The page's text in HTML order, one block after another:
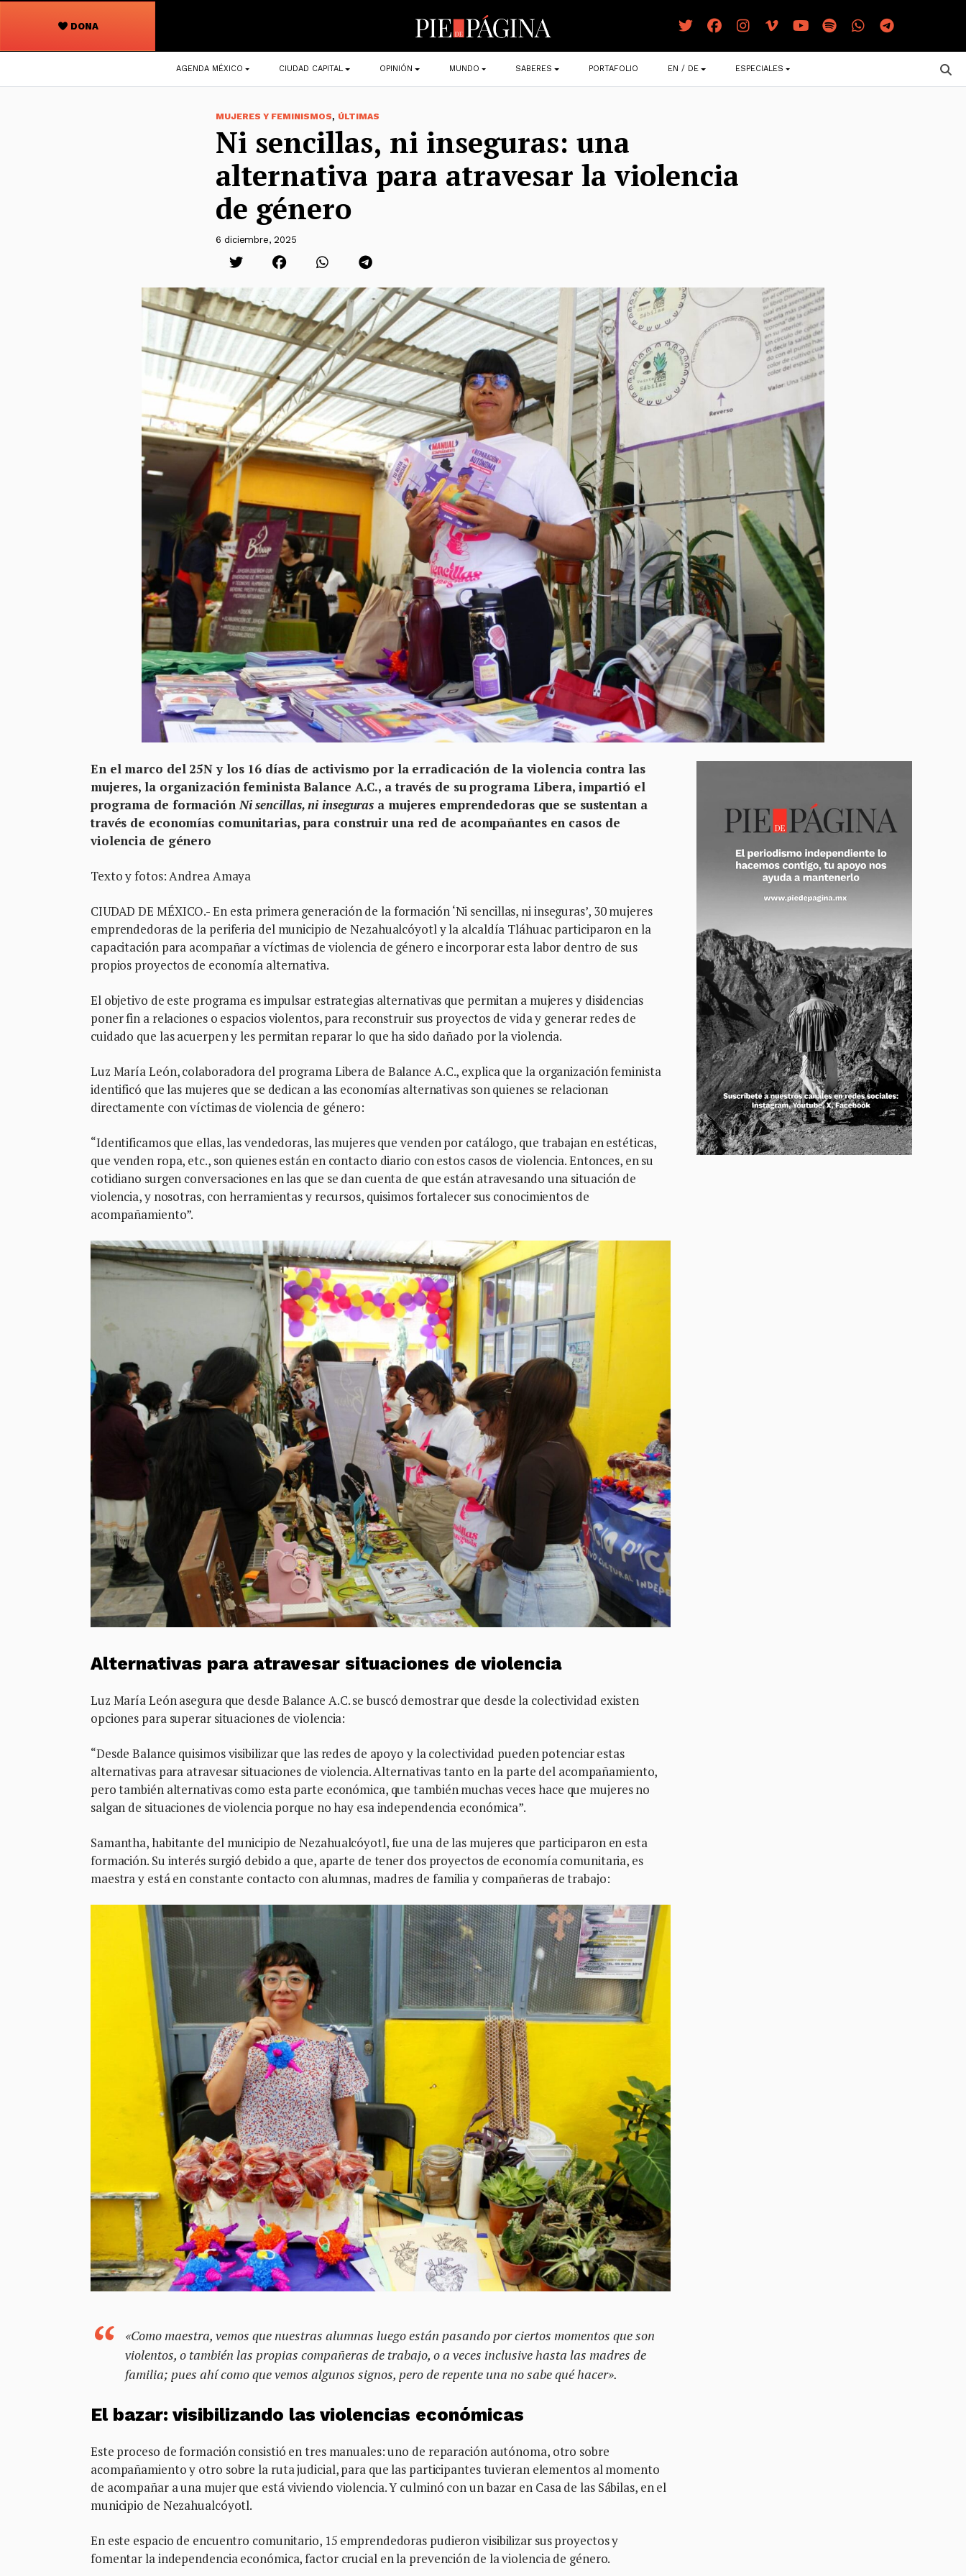
DONA
Navegación
principal
AGENDA MÉXICO CIUDAD CAPITAL OPINIÓN MUNDO SABERES PORTAFOLIO EN / DE ESPECIALES
MUJERES Y FEMINISMOS, ÚLTIMAS
Ni sencillas, ni inseguras: una
alternativa para atravesar la violencia
de género
6 diciembre, 2025
En el marco del 25N y los 16 días de activismo por la erradicación de la violencia contra las
mujeres, la organización feminista Balance A.C., a través de su programa Libera, impartió el
programa de formaciónNi sencillas, ni inseguras a mujeres emprendedoras que se sustentan a
través de economías comunitarias, para construir una red de acompañantes en casos de
violencia de género
Texto y fotos: Andrea Amaya
CIUDAD DE MÉXICO.- En esta primera generación de la formación ‘Ni sencillas, ni inseguras’, 30 mujeres
emprendedoras de la periferia del municipio de Nezahualcóyotl y la alcaldía Tláhuac participaron en la
capacitación para acompañar a víctimas de violencia de género e incorporar esta labor dentro de sus
propios proyectos de economía alternativa.
El objetivo de este programa es impulsar estrategias alternativas que permitan a mujeres y disidencias
poner fin a relaciones o espacios violentos, para reconstruir sus proyectos de vida y generar redes de
cuidado que las acuerpen y les permitan reparar lo que ha sido dañado por la violencia.
Luz María León, colaboradora del programa Libera de Balance A.C., explica que la organización feminista
identificó que las mujeres que se dedican a las economías alternativas son quienes se relacionan
directamente con víctimas de violencia de género:
“Identificamos que ellas, las vendedoras, las mujeres que venden por catálogo, que trabajan en estéticas,
que venden ropa, etc., son quienes están en contacto diario con estos casos de violencia. Entonces, en su
cotidiano surgen conversaciones en las que se dan cuenta de que están atravesando una situación de
violencia, y nosotras, con herramientas y recursos, quisimos fortalecer sus conocimientos de
acompañamiento”.
Alternativas para atravesar situaciones de violencia
Luz María León asegura que desde Balance A.C. se buscó demostrar que desde la colectividad existen
opciones para superar situaciones de violencia:
“Desde Balance quisimos visibilizar que las redes de apoyo y la colectividad pueden potenciar estas
alternativas para atravesar situaciones de violencia. Alternativas tanto en la parte del acompañamiento,
pero también alternativas como esta parte económica, que también muchas veces hace que mujeres no
salgan de situaciones de violencia porque no hay esa independencia económica”.
Samantha, habitante del municipio de Nezahualcóyotl, fue una de las mujeres que participaron en esta
formación. Su interés surgió debido a que, aparte de tener dos proyectos de economía comunitaria, es
maestra y está en constante contacto con alumnas, madres de familia y compañeras de trabajo:
«Como maestra, vemos que nuestras alumnas luego están pasando por ciertos momentos que son
violentos, o también las propias compañeras de trabajo, o a veces inclusive hasta las madres de
familia; pues ahí como que vemos algunos signos, pero de repente una no sabe qué hacer».
El bazar: visibilizando las violencias económicas
Este proceso de formación consistió en tres manuales: uno de reparación autónoma, otro sobre
acompañamiento y otro sobre la ruta judicial, para que las participantes tuvieran elementos al momento
de acompañar a una mujer que está viviendo violencia. Y culminó con un bazar en Casa de las Sábilas, en el
municipio de Nezahualcóyotl.
En este espacio de encuentro comunitario, 15 emprendedoras pudieron visibilizar sus proyectos y
fomentar la independencia económica, factor crucial en la prevención de la violencia de género.